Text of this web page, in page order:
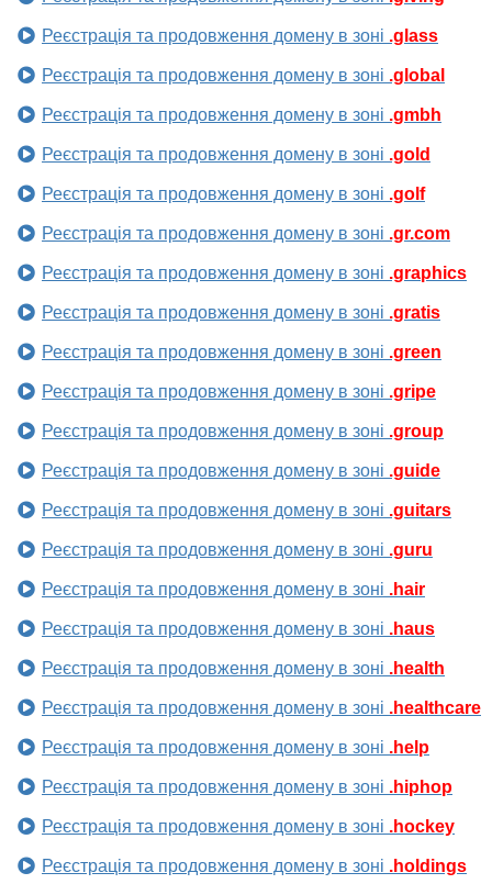
Реєстрація та продовження домену в зоні .glass
Реєстрація та продовження домену в зоні .global
Реєстрація та продовження домену в зоні .gmbh
Реєстрація та продовження домену в зоні .gold
Реєстрація та продовження домену в зоні .golf
Реєстрація та продовження домену в зоні .gr.com
Реєстрація та продовження домену в зоні .graphics
Реєстрація та продовження домену в зоні .gratis
Реєстрація та продовження домену в зоні .green
Реєстрація та продовження домену в зоні .gripe
Реєстрація та продовження домену в зоні .group
Реєстрація та продовження домену в зоні .guide
Реєстрація та продовження домену в зоні .guitars
Реєстрація та продовження домену в зоні .guru
Реєстрація та продовження домену в зоні .hair
Реєстрація та продовження домену в зоні .haus
Реєстрація та продовження домену в зоні .health
Реєстрація та продовження домену в зоні .healthcare
Реєстрація та продовження домену в зоні .help
Реєстрація та продовження домену в зоні .hiphop
Реєстрація та продовження домену в зоні .hockey
Реєстрація та продовження домену в зоні .holdings